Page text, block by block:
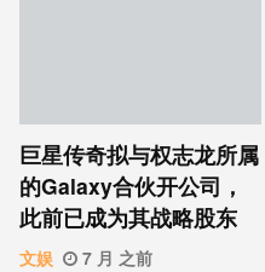
巨星传奇拟与权志龙所属
的Galaxy合伙开公司，
此前已成为其战略股东
文娱 7 月 之前